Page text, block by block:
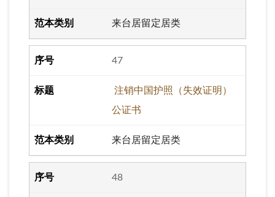
来台居留定居类
47
注销中国护照（失效证明）
公证书
来台居留定居类
48